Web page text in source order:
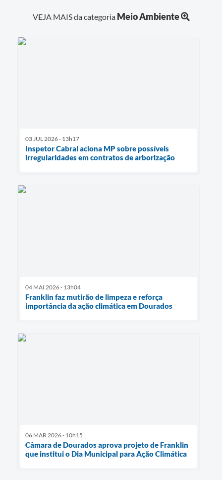
VEJA MAIS da categoria Meio Ambiente
03 JUL 2026 - 13h17
Inspetor Cabral aciona MP sobre possíveis
irregularidades em contratos de arborização
04 MAI 2026 - 13h04
Franklin faz mutirão de limpeza e reforça
importância da ação climática em Dourados
06 MAR 2026 - 10h15
Câmara de Dourados aprova projeto de Franklin
que institui o Dia Municipal para Ação Climática